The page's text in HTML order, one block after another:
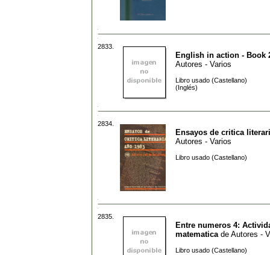
2833.
English in action - Book
Autores - Varios
Libro usado (Castellano)
(Inglés)
2834.
Ensayos de critica
Autores - Varios
Libro usado (Castellano)
2835.
Entre numeros 4:
matematica de Autores -
Libro usado (Castellano)